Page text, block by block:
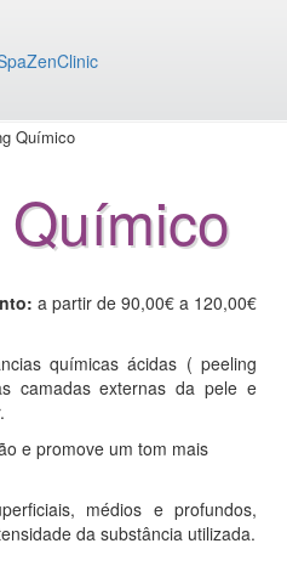
Químico
a partir de 90,00€ a 120,00€
químicas ácidas ( peeling
camadas externas da pele e
e promove um tom mais
médios e profundos,
da substância utilizada.